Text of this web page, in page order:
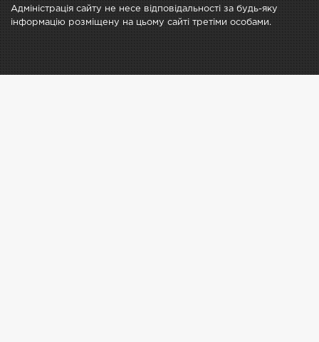
Адміністрація сайту не несе відповідальності за будь-яку
інформацію розміщену на цьому сайті третіми особами.